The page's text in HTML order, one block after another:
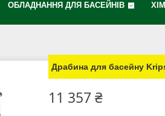
ОБЛАДНАННЯ ДЛЯ БАСЕЙНІВ
Драбина для басейну
11 357 ₴